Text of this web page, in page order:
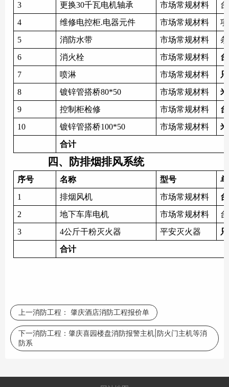
3
更换30千瓦电机轴承 市场常规材料
台
4
维修电控柜.电器元件 市场常规材料
5
消防水带 市场常规材料
条
6
消火栓 市场常规材料
台
7
喷淋 市场常规材料
只
8
镀锌管搭桥80*50 市场常规材料
米
9
控制柜检修 市场常规材料
台
10
镀锌管搭桥100*50 市场常规材料
米
合计
四、防排烟排风系统
序号 名称 型号
1
排烟风机 市场常规材料
台
2
地下车库电机 市场常规材料
台
3
4公斤干粉灭火器 平安灭火器
只
合计
上一消防工程： 肇庆酒店消防工程报价单
下一消防工程： 肇庆喜园楼盘消防报警主机|防火门主机等消
防系